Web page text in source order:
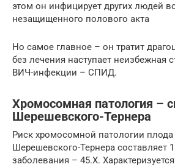
этом он инфицирует других людей
незащищенного полового акта
Но самое главное – он тратит
без лечения наступает неизбежная
ВИЧ-инфекции – СПИД.
Хромосомная патология –
Шерешевского-Тернера
Риск хромосомной патологии
Шерешевского-Тернера составляет
заболевания – 45.Х.